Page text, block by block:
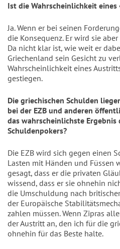
Ist die Wahrscheinlichkeit eines
Ja. Wenn er bei seinen
die Konsequenz. Er wird sie
Da nicht klar ist, wie weit er
Griechenland sein Gesicht zu
Wahrscheinlichkeit eines
gestiegen.
Die griechischen Schulden
bei der EZB und anderen
das wahrscheinlichste
Schuldenpokers?
Die EZB wird sich gegen einen
Lasten mit Händen und Füssen
gesagt, dass er die privaten
wissend, dass er sie ohnehin
die Umschuldung nach
der Europäische
zahlen müssen. Wenn Zipras
der Austritt an, den ich für die
ohnehin für das Beste halte.